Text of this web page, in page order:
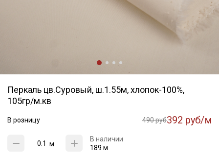
Перкаль цв.Суровый, ш.1.55м, хлопок-100%,
105гр/м.кв
В розницу 490 руб392 руб/м
м
В наличии
189 м